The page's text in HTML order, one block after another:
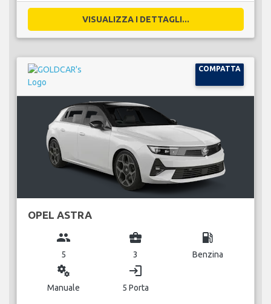
VISUALIZZA I DETTAGLI...
COMPATTA
OPEL ASTRA
group
5
business_center
3
local_gas_station
Benzina
miscellaneous_services
Manuale
login
5 Porta